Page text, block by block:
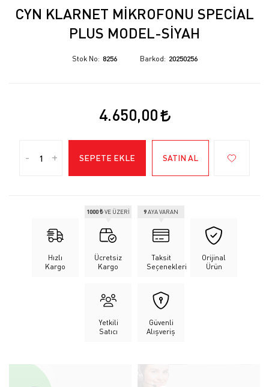
CYN KLARNET MİKROFONU SPECİAL
PLUS MODEL-SİYAH
Stok No 8256 Barkod 20250256
4.650,00
- + SEPETE EKLE SATIN AL
Hızlı
Kargo
Ücretsiz
Kargo
1000 ₺VE ÜZERİ
Taksit
Seçenekleri
9AYA VARAN
Orijinal
Ürün
Yetkili
Satıcı
Güvenli
Alışveriş